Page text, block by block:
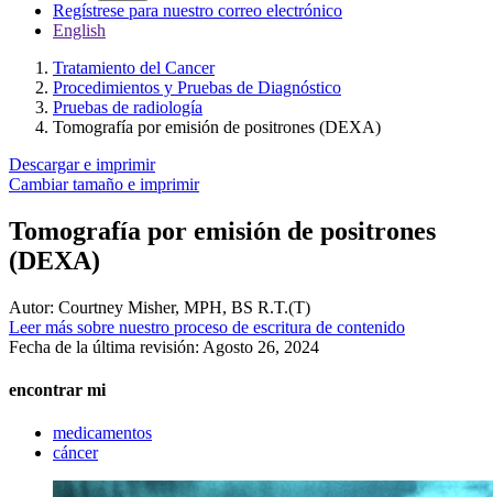
Regístrese para nuestro correo electrónico
English
Tratamiento del Cancer
Procedimientos y Pruebas de Diagnóstico
Pruebas de radiología
Tomografía por emisión de positrones (DEXA)
Descargar e imprimir
Cambiar tamaño e imprimir
Tomografía por emisión de positrones
(DEXA)
Autor: Courtney Misher, MPH, BS R.T.(T)
Leer más sobre nuestro proceso de escritura de contenido
Fecha de la última revisión: Agosto 26, 2024
encontrar mi
medicamentos
cáncer